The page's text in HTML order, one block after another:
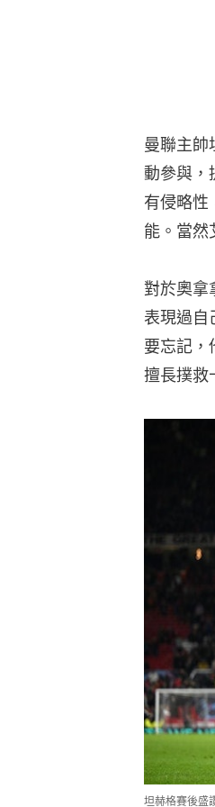
曼聯主帥
動參與，
有侵略性
能。當然
對於奧拿
表現過自
要忘記，
擅長撲救
坦赫格賽後盛